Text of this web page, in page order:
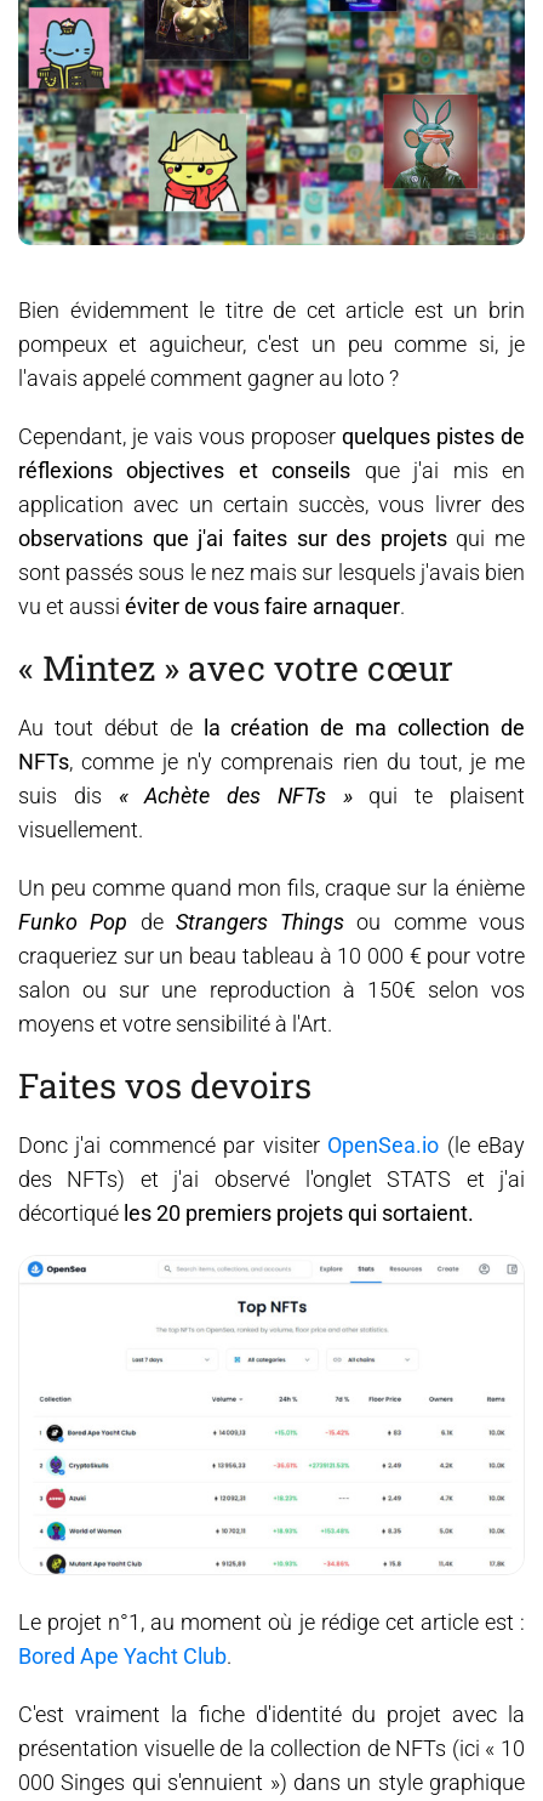
Actualité
Contact
Bien évidemment le titre de cet article est un brin
pompeux et aguicheur, c'est un peu comme si, je
l'avais appelé comment gagner au loto ?
Cependant, je vais vous proposerquelques pistes de
réflexions objectives et conseils que j'ai mis en
application avec un certain succès, vous livrer des
observations que j'ai faites sur des projetsqui me
sont passés sous le nez mais sur lesquels j'avais bien
vu et aussi éviter de vous faire arnaquer.
« Mintez » avec votre cœur
Au tout début de la création de ma collection de
NFTs, comme je n'y comprenais rien du tout, je me
suis dis « Achète des NFTs »qui te plaisent
visuellement.
Un peu comme quand mon fils, craque sur la énième
Funko Pop de Strangers Things ou comme vous
craqueriez sur un beau tableau à 10 000 € pour votre
salon ou sur une reproduction à 150€ selon vos
moyens et votre sensibilité à l'Art.
Faites vos devoirs
Donc j'ai commencé par visiter OpenSea.io (le eBay
des NFTs) et j'ai observé l'onglet STATS et j'ai
décortiqué les 20 premiers projets qui sortaient.
Le projet n°1, au moment où je rédige cet article est :
Bored Ape Yacht Club.
C'est vraiment la fiche d'identité du projet avec la
présentation visuelle de la collection de NFTs (ici « 10
000 Singes qui s'ennuient ») dans un style graphique